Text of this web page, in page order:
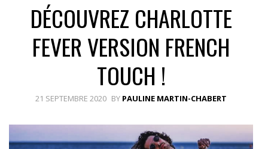
DÉCOUVREZ CHARLOTTE
FEVER VERSION FRENCH
TOUCH !
21 SEPTEMBRE 2020 BY PAULINE MARTIN-CHABERT